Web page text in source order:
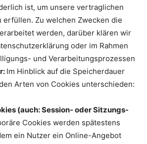
ist, um unsere vertraglichen
erfüllen. Zu welchen Zwecken die
werden, darüber klären wir
oder im Rahmen
und Verarbeitungsprozessen
Im Hinblick auf die Speicherdauer
Arten von Cookies unterschieden:
(auch: Session- oder Sitzungs-
Cookies werden spätestens
ein Nutzer ein Online-Angebot